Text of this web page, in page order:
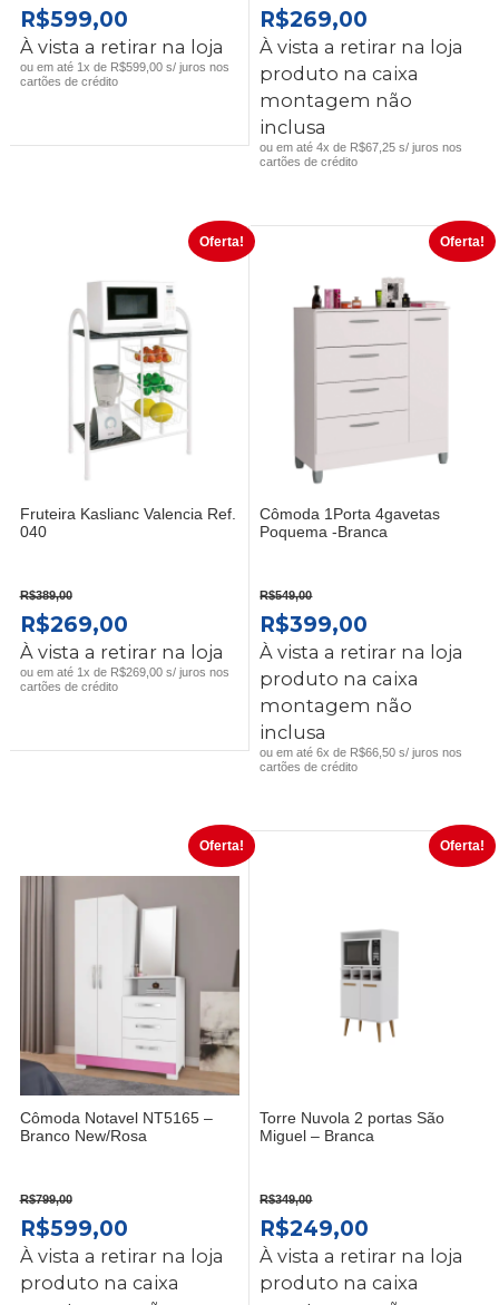
O
PREÇO
ORIGINAL
R$599,00O
PREÇO
ATUAL
À vista a retirar na loja
ou em até 1x de R$599,00 s/ juros nos
cartões de crédito
O
PREÇO
ORIGINAL
ERA:
R$369,00.
R$269,00
PREÇO
ATUAL
É:
À vista a retirar na loja
produto na caixa
montagem não
inclusa
ou em até 4x de R$67,25 s/ juros nos
cartões de crédito
Oferta!
Fruteira Kaslianc Valencia Ref.
040
R$389,00
O
PREÇO
ORIGINAL
R$269,00O
PREÇO
ATUAL
À vista a retirar na loja
ou em até 1x de R$269,00 s/ juros nos
cartões de crédito
Oferta!
Cômoda 1Porta 4gavetas
Poquema -Branca
R$549,00
O
PREÇO
ORIGINAL
ERA:
R$549,00.
R$399,00
PREÇO
ATUAL
É:
À vista a retirar na loja
produto na caixa
montagem não
inclusa
ou em até 6x de R$66,50 s/ juros nos
cartões de crédito
Oferta!
Cômoda Notavel NT5165 –
Branco New/Rosa
R$799,00
O
PREÇO
ORIGINAL
R$599,00O
PREÇO
ATUAL
À vista a retirar na loja
produto na caixa
Oferta!
Torre Nuvola 2 portas São
Miguel – Branca
R$349,00
O
PREÇO
ORIGINAL
R$249,00
PREÇO
ATUAL
À vista a retirar na loja
produto na caixa